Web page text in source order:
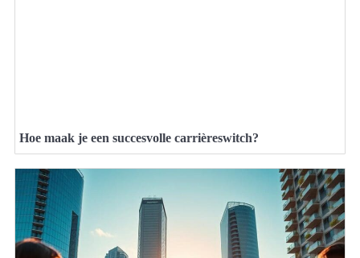
Hoe maak je een succesvolle carrièreswitch?